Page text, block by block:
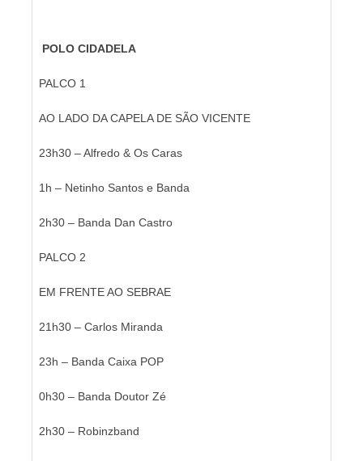
POLO CIDADELA
PALCO 1
AO LADO DA CAPELA DE SÃO VICENTE
23h30 – Alfredo & Os Caras
1h – Netinho Santos e Banda
2h30 – Banda Dan Castro
PALCO 2
EM FRENTE AO SEBRAE
21h30 – Carlos Miranda
23h – Banda Caixa POP
0h30 – Banda Doutor Zé
2h30 – Robinzband